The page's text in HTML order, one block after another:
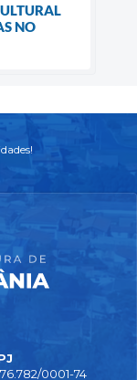
NO
0001-74